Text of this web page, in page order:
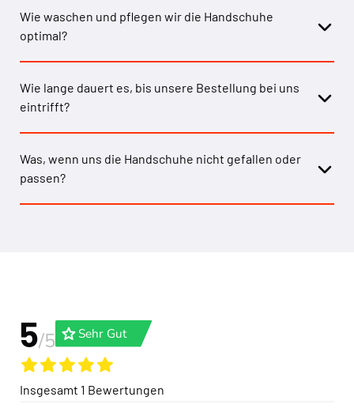
Wie waschen und pflegen wir die Handschuhe
optimal?
Wie lange dauert es, bis unsere Bestellung bei uns
eintrifft?
Was, wenn uns die Handschuhe nicht gefallen oder
passen?
5/5 gradeSehr Gut
Insgesamt 1 Bewertungen